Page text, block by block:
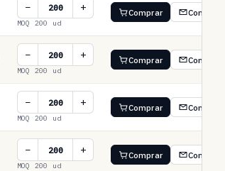
− +
MOQ 200 ud
Comprar
− +
MOQ 200 ud
Comprar
− +
MOQ 200 ud
Comprar
− +
MOQ 200 ud
Comprar